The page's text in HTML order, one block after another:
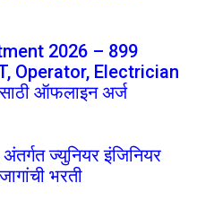
2026 – 899
Operator, Electrician
ऑफलाइन अर्ज
ज्युनियर इंजिनियर
भरती